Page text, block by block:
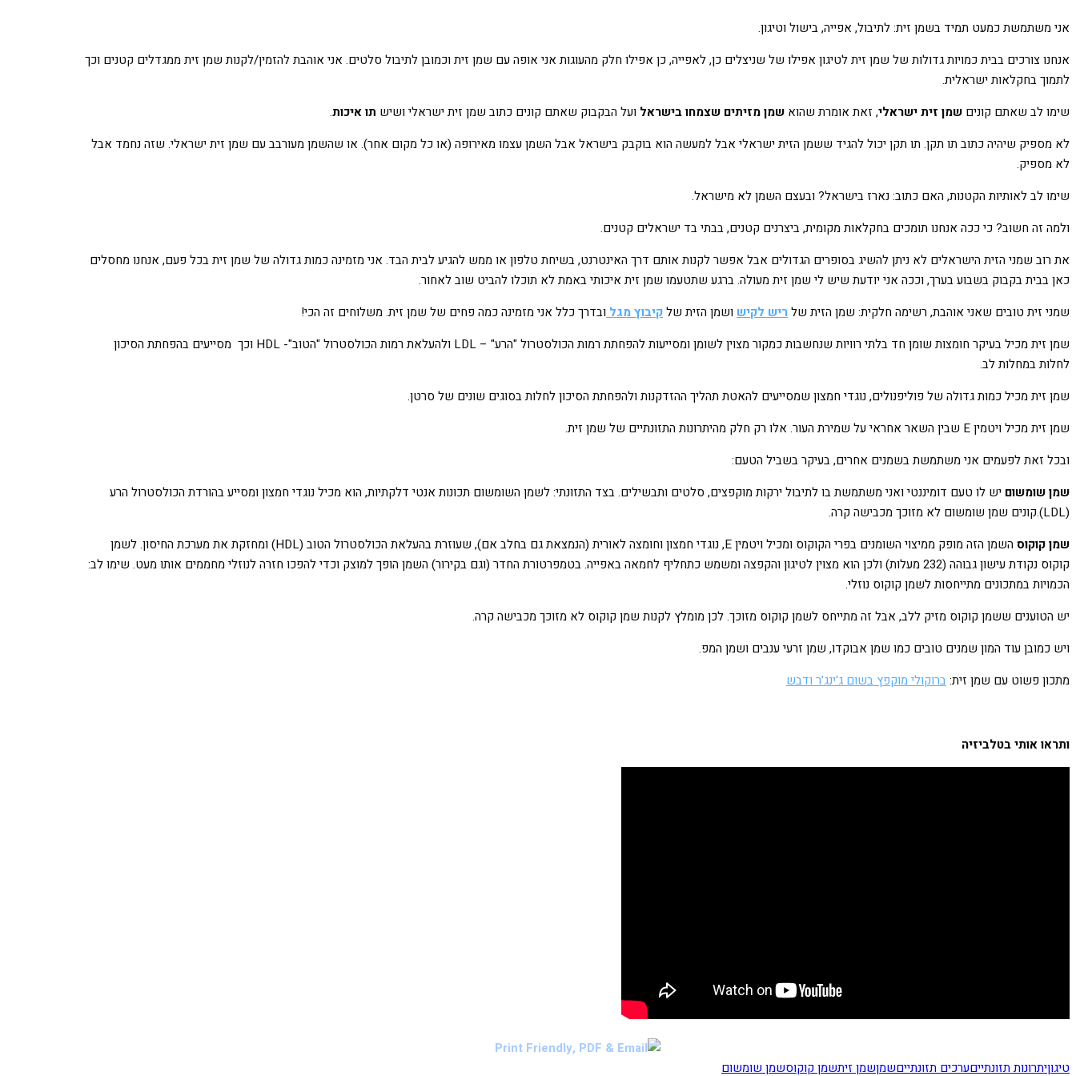
אני משתמשת כמעט תמיד בשמן זית: לתיבול, אפייה, בישול וטיגון.
אנחנו צורכים בבית כמויות גדולות של שמן זית לטיגון אפילו של שניצלים כן, לאפייה, כן אפילו חלק מהעוגות אני אופה עם שמן זית וכמובן לתיבול סלטים. אני אוהבת להזמין/לקנות שמן זית ממגדלים קטנים וכך
לתמוך בחקלאות ישראלית.
שימו לב שאתם קונים שמן זית ישראלי, זאת אומרת שהוא שמן מזיתים שצמחו בישראל ועל הבקבוק שאתם קונים כתוב שמן זית ישראלי ושיש תו איכות.
לא מספיק שיהיה כתוב תו תקן. תו תקן יכול להגיד ששמן הזית ישראלי אבל למעשה הוא בוקבק בישראל אבל השמן עצמו מאירופה (או כל מקום אחר). או שהשמן מעורבב עם שמן זית ישראלי. שזה נחמד אבל
לא מספיק.
שימו לב לאותיות הקטנות, האם כתוב: נארז בישראל? ובעצם השמן לא מישראל.
ולמה זה חשוב? כי ככה אנחנו תומכים בחקלאות מקומית, ביצרנים קטנים, בבתי בד ישראלים קטנים.
את רוב שמני הזית הישראלים לא ניתן להשיג בסופרים הגדולים אבל אפשר לקנות אותם דרך האינטרנט, בשיחת טלפון או ממש להגיע לבית הבד. אני מזמינה כמות גדולה של שמן זית בכל פעם, אנחנו מחסלים
כאן בבית בקבוק בשבוע בערך, וככה אני יודעת שיש לי שמן זית מעולה. ברגע שתטעמו שמן זית איכותי באמת לא תוכלו להביט שוב לאחור.
שמני זית טובים שאני אוהבת, רשימה חלקית: שמן הזית שלריש לקיש ושמן הזית שלקיבוץ מגל ובדרך כלל אני מזמינה כמה פחים של שמן זית. משלוחים זה הכי!
שמן זית מכיל בעיקר חומצות שומן חד בלתי רוויות שנחשבות כמקור מצוין לשומן ומסייעות להפחתת רמות הכולסטרול "הרע" – LDL ולהעלאת רמות הכולסטרול "הטוב"- HDL וכך מסייעים בהפחתת הסיכון
לחלות במחלות לב.
שמן זית מכיל כמות גדולה של פוליפנולים, נוגדי חמצון שמסייעים להאטת תהליך ההזדקנות ולהפחתת הסיכון לחלות בסוגים שונים של סרטן.
שמן זית מכיל ויטמין E שבין השאר אחראי על שמירת העור. אלו רק חלק מהיתרונות התזונתיים של שמן זית.
ובכל זאת לפעמים אני משתמשת בשמנים אחרים, בעיקר בשביל הטעם:
שמן שומשום יש לו טעם דומיננטי ואני משתמשת בו לתיבול ירקות מוקפצים, סלטים ותבשילים. בצד התזונתי: לשמן השומשום תכונות אנטי דלקתיות, הוא מכיל נוגדי חמצון ומסייע בהורדת הכולסטרול הרע
(LDL).קונים שמן שומשום לא מזוכך מכבישה קרה.
שמן קוקוס
השמן הזה מופק ממיצוי השומנים בפרי הקוקוס ומכיל ויטמין E, נוגדי חמצון וחומצה לאורית (הנמצאת גם בחלב אם), שעוזרת בהעלאת הכולסטרול הטוב (HDL) ומחזקת את מערכת החיסון. לשמן
קוקוס נקודת עישון גבוהה (232 מעלות) ולכן הוא מצוין לטיגון והקפצה ומשמש כתחליף לחמאה באפייה. בטמפרטורת החדר (וגם בקירור) השמן הופך למוצק וכדי להפכו חזרה לנוזלי מחממים אותו מעט. שימו לב:
הכמויות במתכונים מתייחסות לשמן קוקוס נוזלי.
יש הטוענים ששמן קוקוס מזיק ללב, אבל זה מתייחס לשמן קוקוס מזוכך. לכן מומלץ לקנות שמן קוקוס לא מזוכך מכבישה קרה.
ויש כמובן עוד המון שמנים טובים כמו שמן אבוקדו, שמן זרעי ענבים ושמן המפ.
מתכון פשוט עם שמן זית:ברוקולי מוקפץ בשום ג'ינג'ר ודבש
ותראו אותי בטלביזיה
טיגוןיתרונות תזונתייםערכים תזונתייםשמןשמן זיתשמן קוקוסשמן שומשום